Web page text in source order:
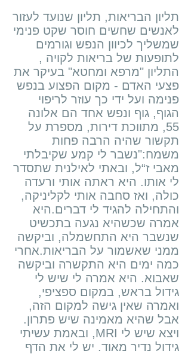
תליון הבריאות, תליון שנועד לעזור
לאנשים שחשים חוסר שקט פנימי
שמשליך לכיוון הנפש וגורמים
לתופעות של בריאות לקויה ,
התליון "מרפא ומחטא" בעיקר את
פצעי האדם - מקום הפצוע בנפש
פנימה ועל ידי כך עוזר לריפוי
הגוף, גוף ונפש אחד הם אלונה
55, מתווכת דירות, מספרת על
תקשור שהיה הרבה פחות
משמח:"נשבר לי קמע שקיבלתי
מאבי ז“ל, ובאתי לאילנית שתסדר
לי אותו. היא ראתה אותי ורעדה
כולה, ואז סחבה אותי לקליניקה,
והתחילה להגיד לי דברים.היא
אמרה שכשהיא נגעה בתכשיט
שנשבר היא התחשמלה, וביקשה
ממני שאשמור על הבריאות.אחרי
כמה ימים היא התקשרה וביקשה
שאבוא. היא אמרה לי שיש לי
גידול בראש, במקום ספציפי,
ואמרה שאין גישה למקום הזה,
אבל שהיא מאמינה שיש פתרון.
ובאמת עשיתי ,MRI ויצא שיש לי
גידול נדיר מאוד. יש לי את הדף